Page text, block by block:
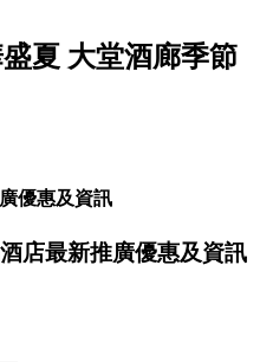
夏 大堂酒廊季節
優惠及資訊
店最新推廣優惠及資訊